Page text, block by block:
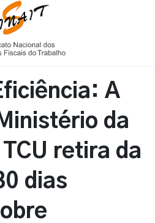
A
da
retira da
dias